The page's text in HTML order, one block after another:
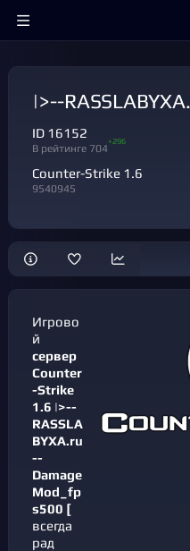
ID 16152
В рейтинге 704
+296
Counter-Strike 1.6
9540945
Игрово
й
сервер
Counter
-Strike
1.6 |>--
RASSLA
BYXA.ru
--
Damage
Mod_fp
s500 [
всегда
рад